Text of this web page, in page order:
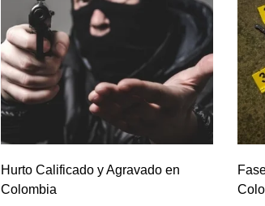
Hurto Calificado y Agravado en
Colombia